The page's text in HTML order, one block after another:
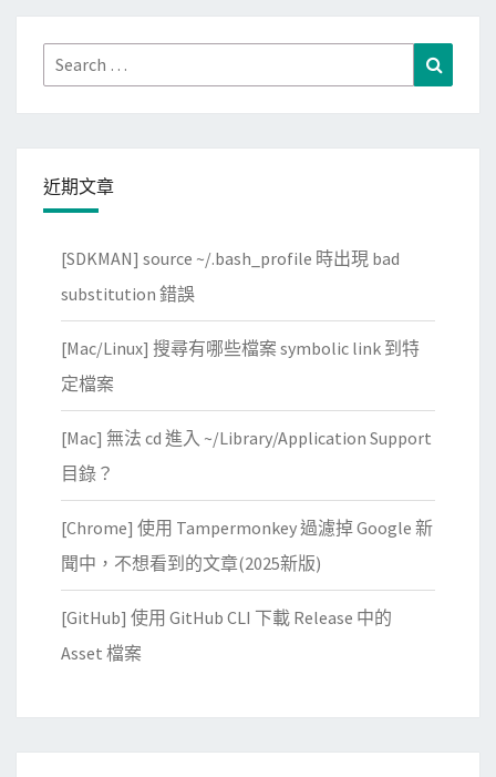
回
復
為
定
y
Q
L
指
W
r
d
r
e
s
使
用
者
的
密
Search
for:
近期文章
[SDKMAN] source ~/.bash_profile 時出現 bad
substitution 錯誤
[Mac/Linux] 搜尋有哪些檔案 symbolic link 到特
定檔案
[Mac] 無法 cd 進入 ~/Library/Application Support
目錄？
[Chrome] 使用 Tampermonkey 過濾掉 Google 新
聞中，不想看到的文章(2025新版)
[GitHub] 使用 GitHub CLI 下載 Release 中的
Asset 檔案